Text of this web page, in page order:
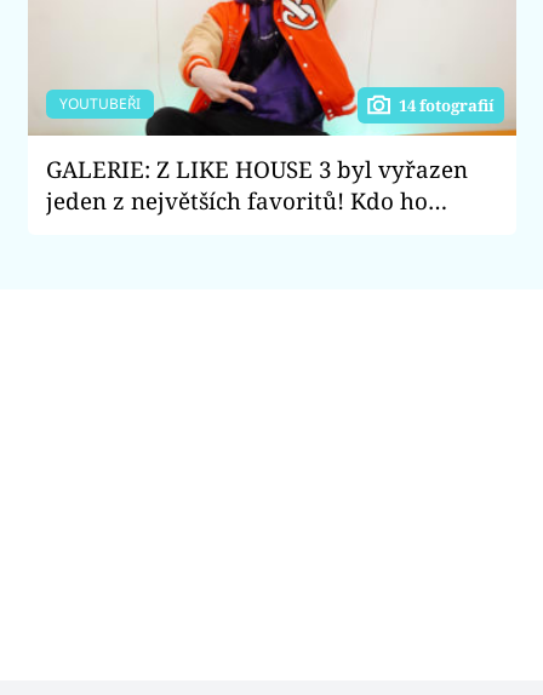
YOUTUBEŘI 14 fotografií
GALERIE: Z LIKE HOUSE 3 byl vyřazen
jeden z největších favoritů! Kdo ho